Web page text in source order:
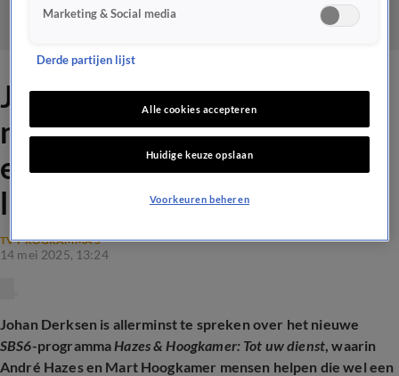
Johan niet te spreken over
nieuw tv-programma Hazes
en Hoogkamer: 'Heb nog
liever dat ze zingen'
TV-PROGRAMMA'S
14 mei 2025, 13:24
Johan Derksen is allerminst te spreken over het nieuwe
SBS6-programmaHazes & Hoogkamer: Tot uw dienst, waarin
André Hazes en Mart Hoogkamer mensen helpen die wel een
Marketing & Social media
Derde partijen lijst
Alle cookies accepteren
Huidige keuze opslaan
Voorkeuren beheren